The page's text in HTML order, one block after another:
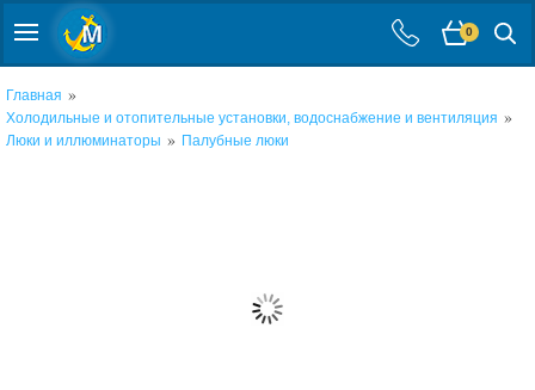
0
Главная »
Холодильные и отопительные установки, водоснабжение и вентиляция »
Люки и иллюминаторы » Палубные люки